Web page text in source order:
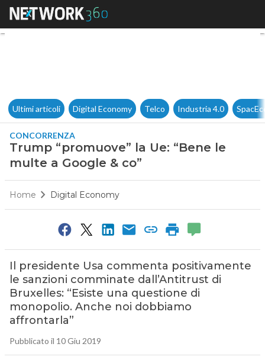
Trump “promuove” la Ue:
Ultimi articoli Digital Economy Telco Industria 4.0
CONCORRENZA
Trump “promuove” la Ue: “Bene le
multe a Google & co”
Home Digital Economy
Il presidente Usa commenta positivamente
le sanzioni comminate dall’Antitrust di
Bruxelles: “Esiste una questione di
monopolio. Anche noi dobbiamo
affrontarla”
Pubblicato il 10 Giu 2019